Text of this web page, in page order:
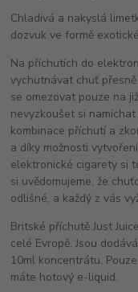
Chladivá a nakyslá
dozvuk ve formě
Na příchutích do
vychutnávat chuť
se omezovat pouze na
nevyzkoušet si
kombinace příchutí a
a díky možnosti
elektronické cigarety si
si uvědomujeme, že
odlišné, a každý z vás
Britské příchutě Just
celé Evropě. Jsou
10ml koncentrátu.
máte hotový e-liquid.